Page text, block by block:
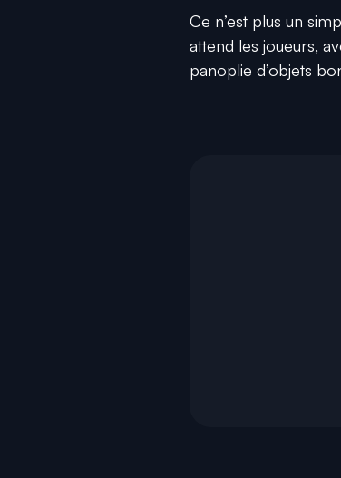
Ce n’est plus un
attend les joueurs,
panoplie d’objets